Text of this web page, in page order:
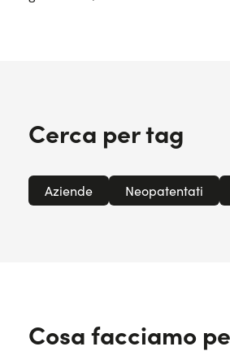
Cerca per tag
Aziende Neopatentati
Cosa facciamo